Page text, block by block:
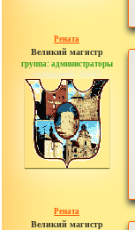
Рената
Великий магистр
группа: администраторы
сообщений: 30442
Рената
Великий магистр